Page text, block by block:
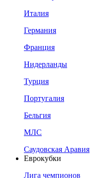
Италия
Германия
Франция
Нидерланды
Турция
Португалия
Бельгия
МЛС
Саудовская Аравия
Еврокубки
Лига чемпионов